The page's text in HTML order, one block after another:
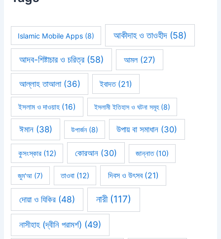
Islamic Mobile Apps (8) আকীদাহ ও তাওহীদ(58)
আদব-শিষ্টাচার ও চরিত্র(58) আমল(27)
আল্লাহ তাআলা(36) ইবাদত(21)
ইসলাম ও দাওয়াহ (16) ইসলামী ইতিহাস ও ঘটনা সমূহ(8)
ঈমান(38) উপার্জন(8) উপায় বা সমাধান (30)
কুসংস্কার(12) কোরআন (30) জান্নাত(10)
জুম'আ (7) তাওবা (12) দিবস ও উৎসব(21)
দোয়া ও যিকির (48) নারী(117)
নাসীহাহ (দ্বীনি পরামর্শ) (49)